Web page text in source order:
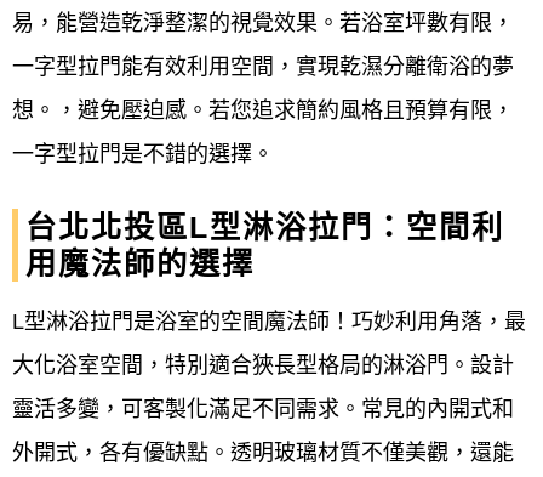
易，能營造乾淨整潔的視覺效果。若浴室坪數有限，
一字型拉門能有效利用空間，實現乾濕分離衛浴的夢
想。，避免壓迫感。若您追求簡約風格且預算有限，
一字型拉門是不錯的選擇。
台北北投區L型淋浴拉門：空間利
用魔法師的選擇
L型淋浴拉門是浴室的空間魔法師！巧妙利用角落，最
大化浴室空間，特別適合狹長型格局的淋浴門。設計
靈活多變，可客製化滿足不同需求。常見的內開式和
外開式，各有優缺點。透明玻璃材質不僅美觀，還能